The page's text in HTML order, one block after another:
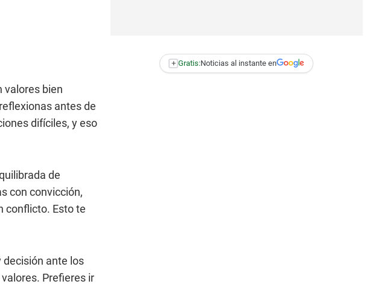
valores bien
antes de
difíciles, y eso
de
con convicción,
conflicto. Esto te
decisión ante los
Prefieres ir
+ Gratis:Noticias al instante en